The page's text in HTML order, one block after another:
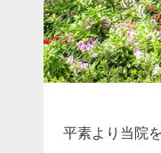
平素より当院